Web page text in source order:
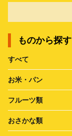
ものから探す
すべて
お米・パン
フルーツ類
おさかな類